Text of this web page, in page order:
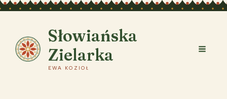
Przejdź
Słowiańska
Zielarka
EWA KOZIOŁ